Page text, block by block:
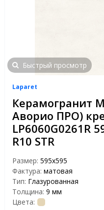
Быстрый просмотр
Laparet
Керамогранит
Аворио ПРО)
LP6060G0261R
R10 STR
Размер: 595x595
Фактура: матовая
Тип: Глазурованная
Толщина: 9 мм
Цвета: